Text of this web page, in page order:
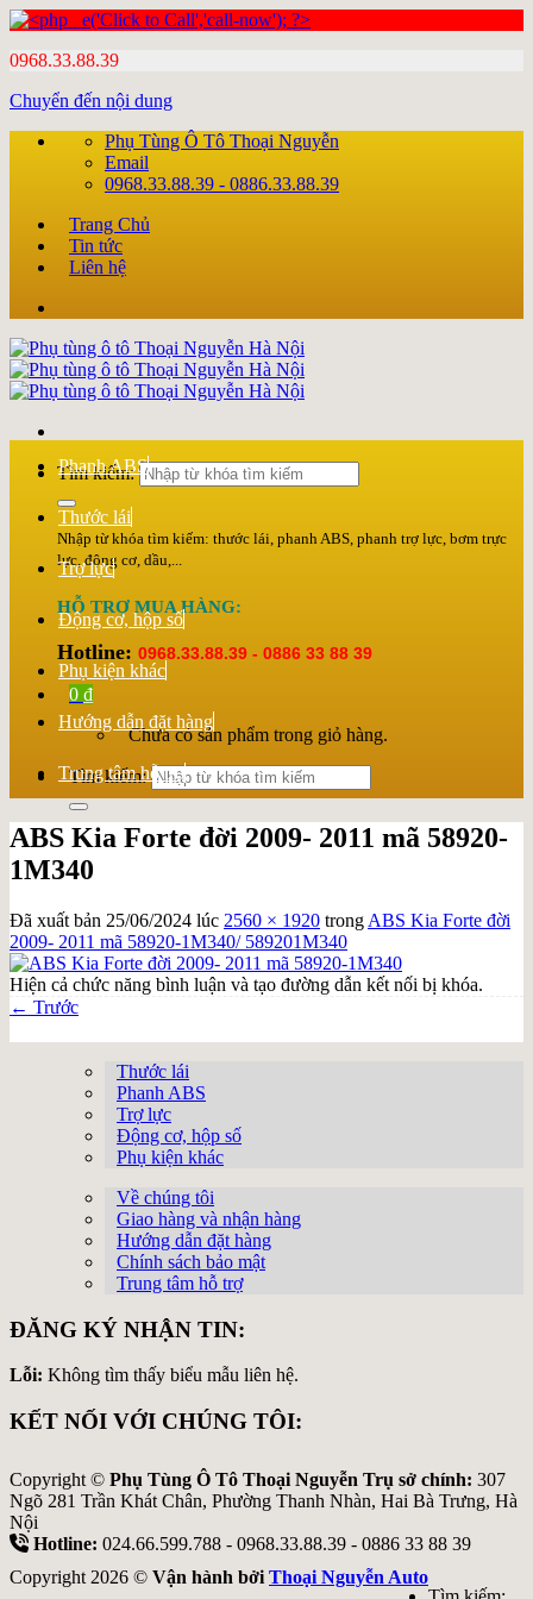
0968.33.88.39
Chuyển đến nội dung
Phụ Tùng Ô Tô Thoại Nguyễn
Email
0968.33.88.39 - 0886.33.88.39
Trang Chủ
Tin tức
Liên hệ
Tìm kiếm:
Nhập từ khóa tìm kiếm: thước lái, phanh ABS, phanh trợ lực, bơm trực
lực, động cơ, dầu,...
HỖ TRỢ MUA HÀNG:
Hotline: 0968.33.88.39 - 0886 33 88 39
0 ₫
Chưa có sản phẩm trong giỏ hàng.
Tìm kiếm:
Phanh ABS
Thước lái
Trợ lực
Động cơ, hộp số
Phụ kiện khác
Hướng dẫn đặt hàng
Trung tâm hỗ trợ
ABS Kia Forte đời 2009- 2011 mã 58920-
1M340
Đã xuất bản 25/06/2024 lúc 2560 × 1920 trong ABS Kia Forte đời
2009- 2011 mã 58920-1M340/ 589201M340
Hiện cả chức năng bình luận và tạo đường dẫn kết nối bị khóa.
← Trước
Thước lái
Phanh ABS
Trợ lực
Động cơ, hộp số
Phụ kiện khác
Về chúng tôi
Giao hàng và nhận hàng
Hướng dẫn đặt hàng
Chính sách bảo mật
Trung tâm hỗ trợ
ĐĂNG KÝ NHẬN TIN:
Lỗi: Không tìm thấy biểu mẫu liên hệ.
KẾT NỐI VỚI CHÚNG TÔI:
Copyright © Phụ Tùng Ô Tô Thoại Nguyễn Trụ sở chính: 307
Ngõ 281 Trần Khát Chân, Phường Thanh Nhàn, Hai Bà Trưng, Hà
Nội
Hotline: 024.66.599.788 - 0968.33.88.39 - 0886 33 88 39
Copyright 2026 © Vận hành bởi Thoại Nguyễn Auto